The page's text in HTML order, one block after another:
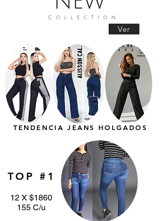
Ver
TENDENCIA JEANS HOLGADOS
12 X $1860
155 C/u
TOP #1